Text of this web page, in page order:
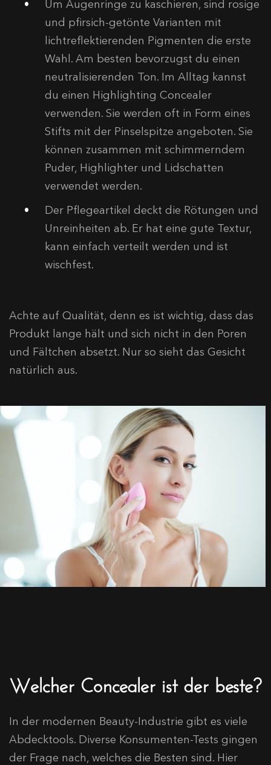
Um Augenringe zu kaschieren, sind rosige
und pfirsich-getönte Varianten mit
lichtreflektierenden Pigmenten die erste
Wahl. Am besten bevorzugst du einen
neutralisierenden Ton. Im Alltag kannst
du einen Highlighting Concealer
verwenden. Sie werden oft in Form eines
Stifts mit der Pinselspitze angeboten. Sie
können zusammen mit schimmerndem
Puder, Highlighter und Lidschatten
verwendet werden.
Der Pflegeartikel deckt die Rötungen und
Unreinheiten ab. Er hat eine gute Textur,
kann einfach verteilt werden und ist
wischfest.
Achte auf Qualität, denn es ist wichtig, dass das
Produkt lange hält und sich nicht in den Poren
und Fältchen absetzt. Nur so sieht das Gesicht
natürlich aus.
Welcher Concealer ist der beste?
In der modernen Beauty-Industrie gibt es viele
Abdecktools. Diverse Konsumenten-Tests gingen
der Frage nach, welches die Besten sind. Hier